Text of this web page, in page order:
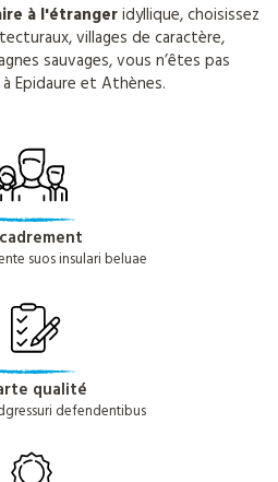
à l'étrangeridyllique, choisissez
villages de caractère,
sauvages, vous n’êtes pas
Epidaure et Athènes.
suos insulari beluae
qualité
defendentibus